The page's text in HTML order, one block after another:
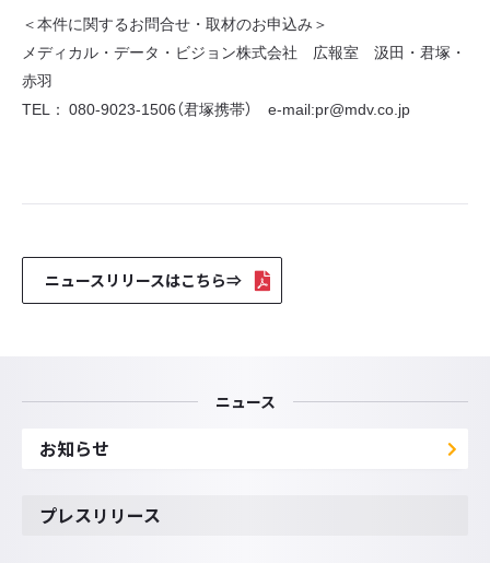
＜本件に関するお問合せ・取材のお申込み＞
メディカル・データ・ビジョン株式会社 広報室 汲田・君塚・
赤羽
TEL： 080-9023-1506（君塚携帯） e-mail:pr@mdv.co.jp
ニュースリリースはこちら⇒
ニュース
お知らせ
プレスリリース